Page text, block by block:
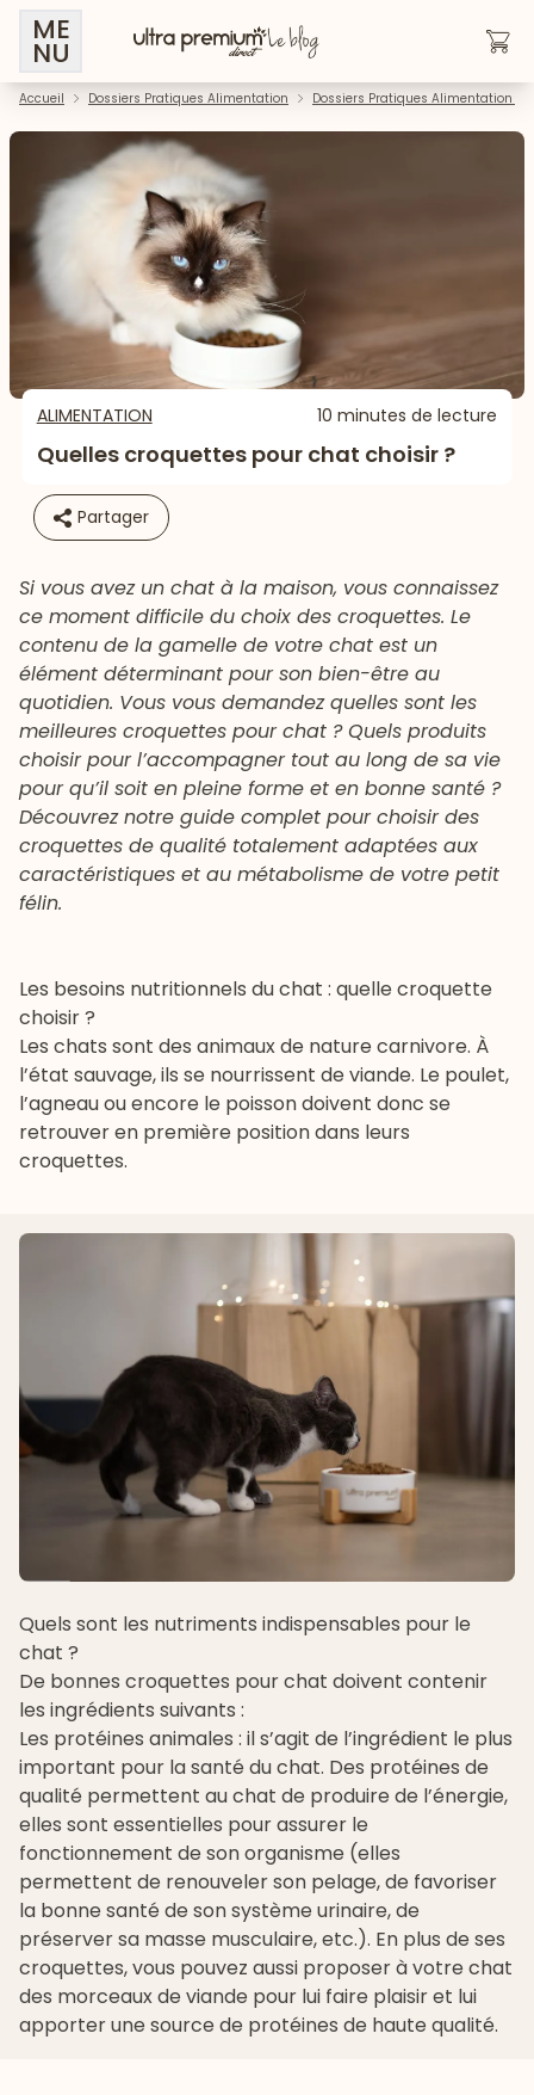
ME
NU
Accueil Dossiers Pratiques Alimentation Dossiers Pratiques Alimentation -
ALIMENTATION 10 minutes de lecture
Quelles croquettes pour chat choisir ?
Partager
Si vous avez un chat à la maison, vous connaissez
ce moment difficile du choix des croquettes. Le
contenu de la gamelle de votre chat est un
élément déterminant pour son bien-être au
quotidien. Vous vous demandez quelles sont les
meilleures croquettes pour chat ? Quels produits
choisir pour l’accompagner tout au long de sa vie
pour qu’il soit en pleine forme et en bonne santé ?
Découvrez notre guide complet pour choisir des
croquettes de qualité totalement adaptées aux
caractéristiques et au métabolisme de votre petit
félin.
Les besoins nutritionnels du chat : quelle croquette
choisir ?
Les chats sont des animaux de nature carnivore. À
l’état sauvage, ils se nourrissent de viande. Le poulet,
l’agneau ou encore le poisson doivent donc se
retrouver en première position dans leurs
croquettes.
Quels sont les nutriments indispensables pour le
chat ?
De bonnes croquettes pour chat doivent contenir
les ingrédients suivants :
Les protéines animales : il s’agit de l’ingrédient le plus
important pour la santé du chat. Des protéines de
qualité permettent au chat de produire de l’énergie,
elles sont essentielles pour assurer le
fonctionnement de son organisme (elles
permettent de renouveler son pelage, de favoriser
la bonne santé de son système urinaire, de
préserver sa masse musculaire, etc.). En plus de ses
croquettes, vous pouvez aussi proposer à votre chat
des morceaux de viande pour lui faire plaisir et lui
apporter une source de protéines de haute qualité.